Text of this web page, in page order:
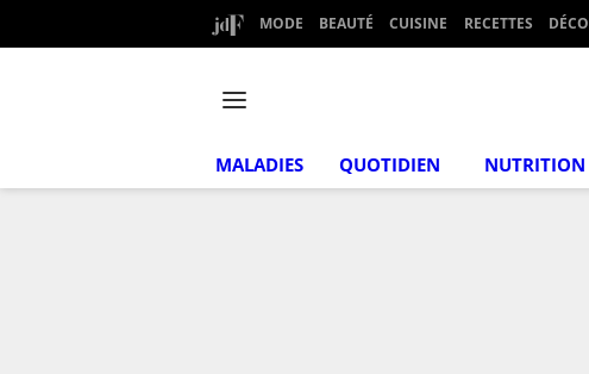
MODE BEAUTÉ CUISINE RECETTES DÉCO
MALADIES QUOTIDIEN NUTRITION